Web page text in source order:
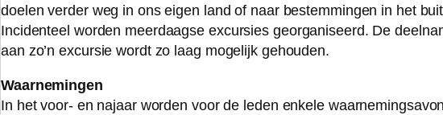
doelen verder weg in ons eigen land of naar bestemmingen in het
Incidenteel worden meerdaagse excursies georganiseerd. De
aan zo’n excursie wordt zo laag mogelijk gehouden.
Waarnemingen
In het voor- en najaar worden voor de leden enkele